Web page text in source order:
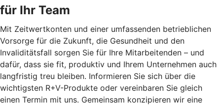
für Ihr Team
Mit Zeitwertkonten und einer umfassenden betrieblichen
Vorsorge für die Zukunft, die Gesundheit und den
Invaliditätsfall sorgen Sie für Ihre Mitarbeitenden – und
dafür, dass sie fit, produktiv und Ihrem Unternehmen auch
langfristig treu bleiben. Informieren Sie sich über die
wichtigsten R+V-Produkte oder vereinbaren Sie gleich
einen Termin mit uns. Gemeinsam konzipieren wir eine